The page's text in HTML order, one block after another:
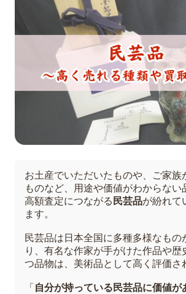
お土産でいただいたものや、ご家族
ものなど、用途や価値がわからない
高額査定につながる 民芸品が紛れて
ます。
民芸品は日本全国に多種多様なもの
り、有名な作家が手がけた作品や歴
つ品物は、美術品として高く評価さ
「 自分が持っている民芸品に価値が